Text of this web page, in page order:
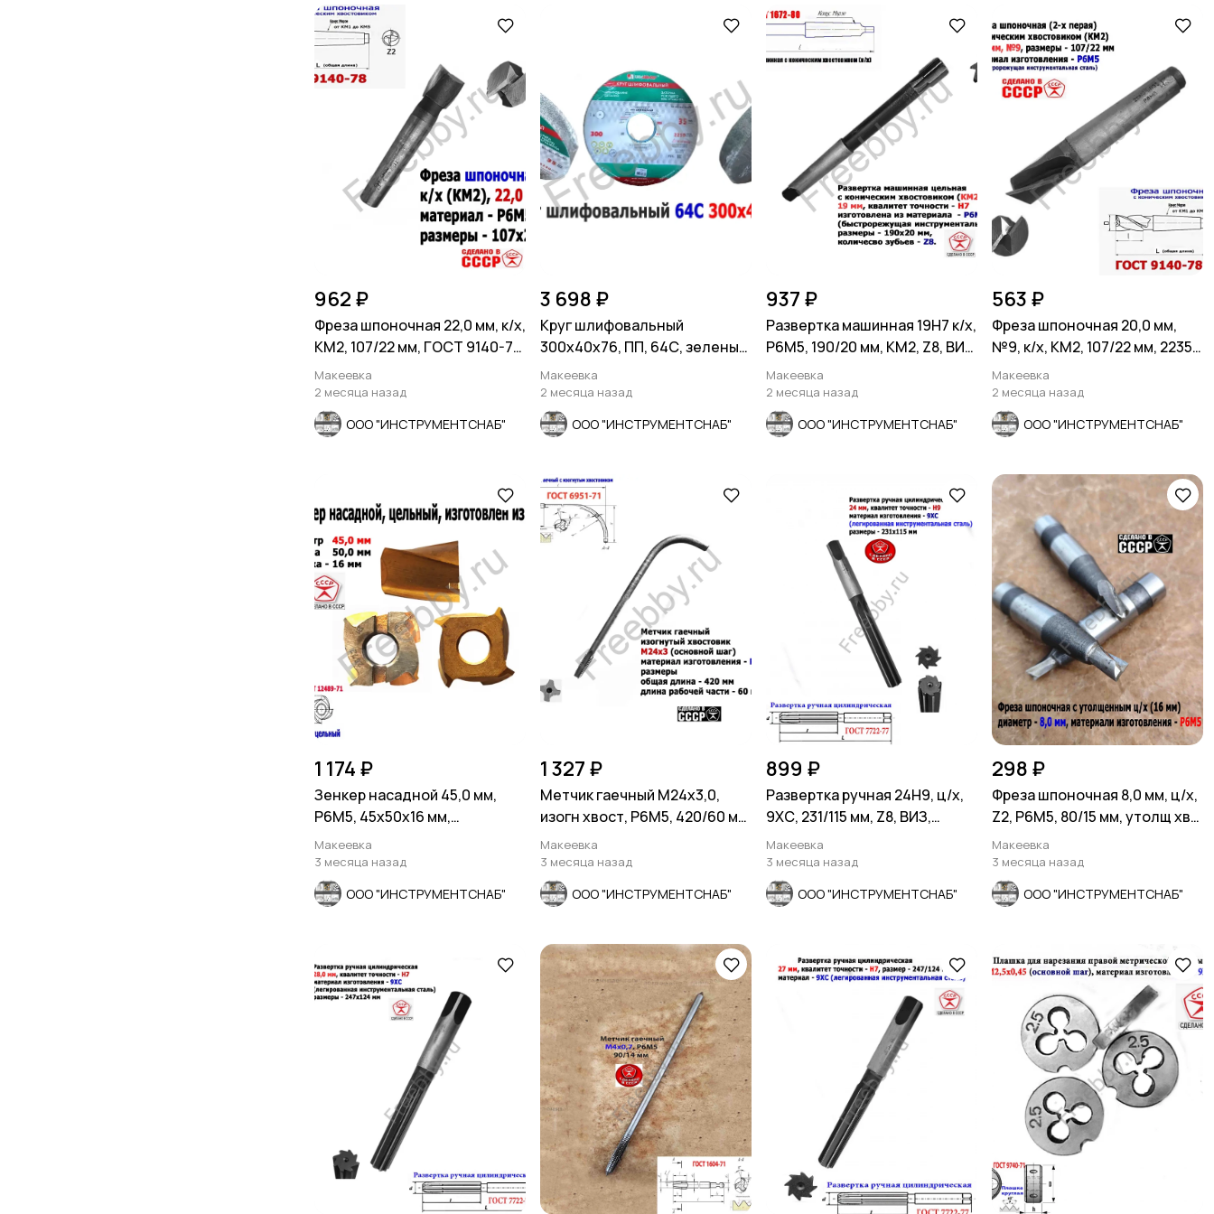
962 ₽
Фреза шпоночная 22,0 мм, к/х,
КМ2, 107/22 мм, ГОСТ 9140-78
ВИЗ, СССР
Макеевка
2 месяца назад
ООО "ИНСТРУМЕНТСНАБ"
3 698 ₽
Круг шлифовальный
300х40х76, ПП, 64С, зеленый,
40 СМ1, K-L V, ср зерно
Макеевка
2 месяца назад
ООО "ИНСТРУМЕНТСНАБ"
937 ₽
Развертка машинная 19Н7 к/х,
Р6М5, 190/20 мм, КМ2, Z8, ВИЗ,
СССР.
Макеевка
2 месяца назад
ООО "ИНСТРУМЕНТСНАБ"
563 ₽
Фреза шпоночная 20,0 мм,
№9, к/х, КМ2, 107/22 мм, 2235-
0055, СССР.
Макеевка
2 месяца назад
ООО "ИНСТРУМЕНТСНАБ"
1 174 ₽
Зенкер насадной 45,0 мм,
Р6М5, 45х50х16 мм,
цельный.2320-2672, СССР
Макеевка
3 месяца назад
ООО "ИНСТРУМЕНТСНАБ"
1 327 ₽
Метчик гаечный М24х3,0,
изогн хвост, Р6М5, 420/60 мм,
осн шаг, СССР.
Макеевка
3 месяца назад
ООО "ИНСТРУМЕНТСНАБ"
899 ₽
Развертка ручная 24Н9, ц/х,
9ХС, 231/115 мм, Z8, ВИЗ,
СССР.
Макеевка
3 месяца назад
ООО "ИНСТРУМЕНТСНАБ"
298 ₽
Фреза шпоночная 8,0 мм, ц/х,
Z2, Р6М5, 80/15 мм, утолщ хв
16 мм, в/зав
Макеевка
3 месяца назад
ООО "ИНСТРУМЕНТСНАБ"